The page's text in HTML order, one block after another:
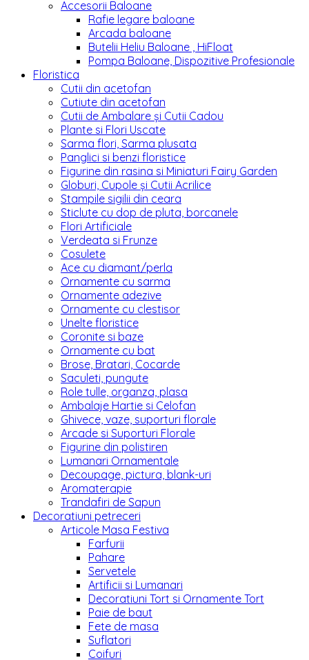
Accesorii Baloane
Rafie legare baloane
Arcada baloane
Butelii Heliu Baloane , HiFloat
Pompa Baloane, Dispozitive Profesionale
Floristica
Cutii din acetofan
Cutiute din acetofan
Cutii de Ambalare și Cutii Cadou
Plante si Flori Uscate
Sarma flori, Sarma plusata
Panglici si benzi floristice
Figurine din rasina si Miniaturi Fairy Garden
Globuri, Cupole și Cutii Acrilice
Stampile sigilii din ceara
Sticlute cu dop de pluta, borcanele
Flori Artificiale
Verdeata si Frunze
Cosulete
Ace cu diamant/perla
Ornamente cu sarma
Ornamente adezive
Ornamente cu clestisor
Unelte floristice
Coronite si baze
Ornamente cu bat
Brose, Bratari, Cocarde
Saculeti, pungute
Role tulle, organza, plasa
Ambalaje Hartie si Celofan
Ghivece, vaze, suporturi florale
Arcade si Suporturi Florale
Figurine din polistiren
Lumanari Ornamentale
Decoupage, pictura, blank-uri
Aromaterapie
Trandafiri de Sapun
Decoratiuni petreceri
Articole Masa Festiva
Farfurii
Pahare
Servetele
Artificii si Lumanari
Decoratiuni Tort si Ornamente Tort
Paie de baut
Fete de masa
Suflatori
Coifuri